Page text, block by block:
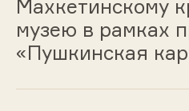
Махкетинскому
музею в рамках
«Пушкинская